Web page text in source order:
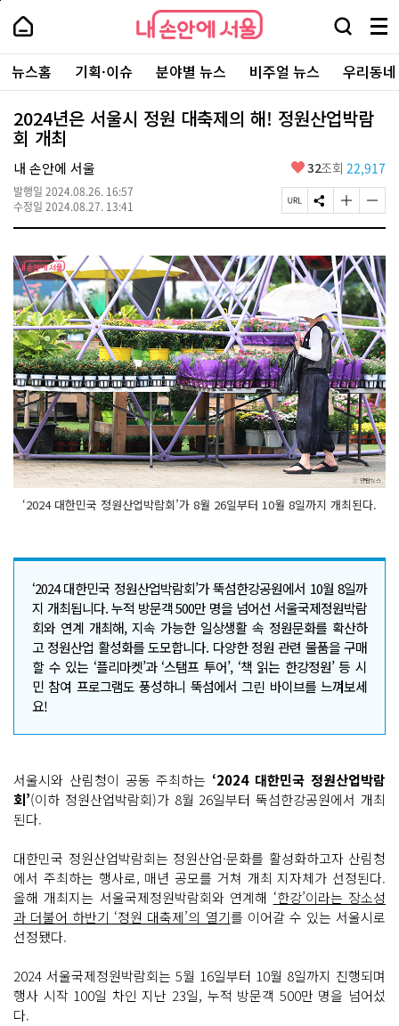
본
로
가
내
손
안
에
서
울
-
서
울
시
대
표
소
통
포
내
손
에
울
검
창
열
기
메
뉴
전
체
보
주
요
서
뉴스홈 기획·이슈 분야별 뉴스 비주얼 뉴스 우리동
2024년은 서울시 정원 대축제의 해! 정원산업박람
회 개최
내 손안에 서울
발행일 2024.08.26. 16:57
수정일 2024.08.27. 13:41
좋
요
32조회 22,917
페
이
U
R
L
복
사
S
N
공
유
하
기
글
자
기
크
게
변
경
하
기
글
자
기
작
게
변
경
하
기
‘2024 대한민국 정원산업박람회’가 8월 26일부터 10월 8일까지 개최된다.
‘2024 대한민국 정원산업박람회’가 뚝섬한강공원에서 10월 8일까
지 개최됩니다. 누적 방문객 500만 명을 넘어선 서울국제정원박람
회와 연계 개최해, 지속 가능한 일상생활 속 정원문화를 확산하
고 정원산업 활성화를 도모합니다. 다양한 정원 관련 물품을 구매
할 수 있는 ‘플리마켓’과 ‘스탬프 투어’, ‘책 읽는 한강정원’ 등 시
민 참여 프로그램도 풍성하니 뚝섬에서 그린 바이브를 느껴보세
요!
서울시와 산림청이 공동 주최하는 ‘2024 대한민국 정원산업박람
회’(이하 정원산업박람회)가 8월 26일부터 뚝섬한강공원에서 개최
된다.
대한민국 정원산업박람회는 정원산업·문화를 활성화하고자 산림청
에서 주최하는 행사로, 매년 공모를 거쳐 개최 지자체가 선정된다.
올해 개최지는 서울국제정원박람회와 연계해 ‘한강’이라는 장소성
과 더불어 하반기 ‘정원 대축제’의 열기를 이어갈 수 있는 서울시로
선정됐다.
2024 서울국제정원박람회는 5월 16일부터 10월 8일까지 진행되며
행사 시작 100일 차인 지난 23일, 누적 방문객 500만 명을 넘어섰
다.
페
상
단
로